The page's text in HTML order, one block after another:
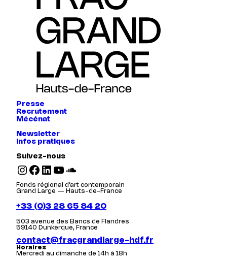
Presse
Recrutement
Mécénat
Newsletter
Infos pratiques
Suivez-nous
Instagram Facebook LinkedIn YouTube SoundCloud
Fonds régional d’art contemporain
Grand Large — Hauts-de-France
+33 (0)3 28 65 84 20
503 avenue des Bancs de Flandres
59140 Dunkerque, France
contact@fracgrandlarge-hdf.fr
Horaires
Mercredi au dimanche de 14h à 18h